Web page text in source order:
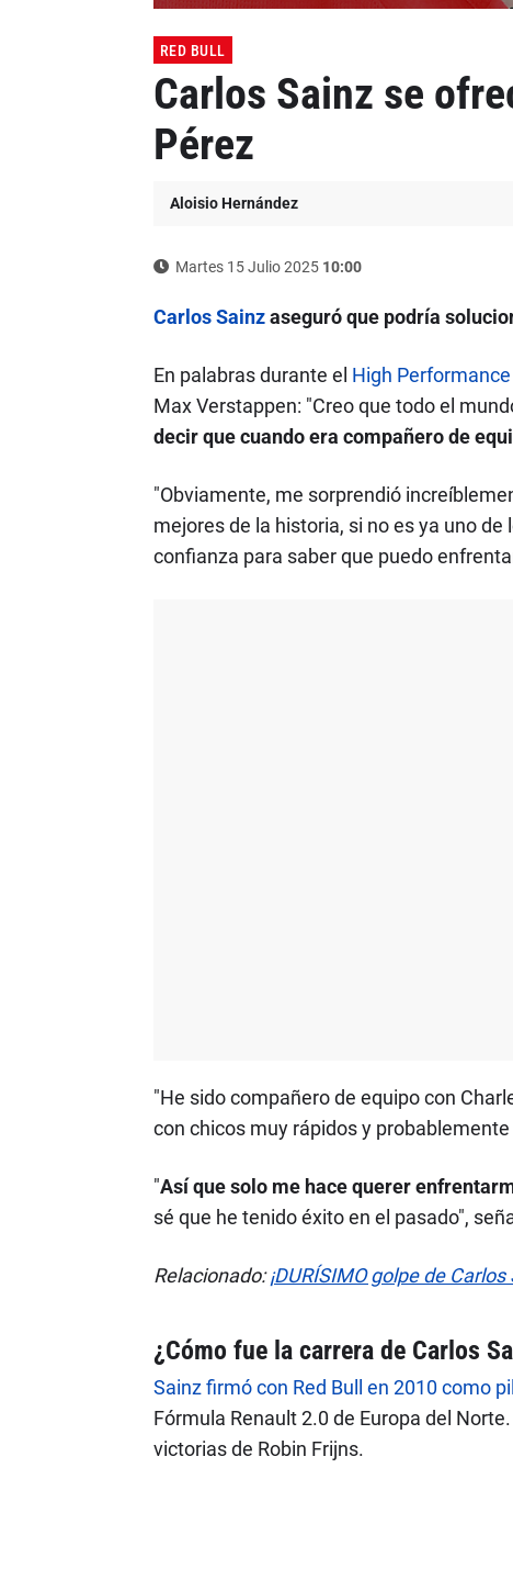
RED BULL
Carlos Sainz se
Pérez
Aloisio Hernández
Martes 15 Julio 2025 10:00
Carlos Sainzaseguró que podría
En palabras durante el High
Max Verstappen: "Creo que todo el
decir que cuando era compañero de
"Obviamente, me sorprendió
mejores de la historia, si no es ya uno
confianza para saber que puedo
"He sido compañero de equipo con
con chicos muy rápidos y
"Así que solo me hace querer
sé que he tenido éxito en el pasado",
Relacionado:¡DURÍSIMO golpe de
¿Cómo fue la carrera de Carlos
Sainz firmó con Red Bull en 2010 como
Fórmula Renault 2.0 de Europa del
victorias de Robin Frijns.